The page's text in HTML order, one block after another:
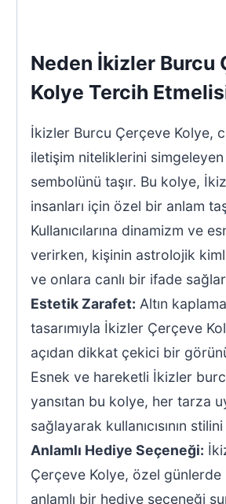
Neden İkizler Burcu
Kolye Tercih
İkizler Burcu Çerçeve Kolye,
iletişim niteliklerini
sembolünü taşır. Bu kolye,
insanları için özel bir anlam
Kullanıcılarına dinamizm ve
verirken, kişinin astrolojik
ve onlara canlı bir ifade
Estetik Zarafet: Altın
tasarımıyla İkizler Çerçeve
açıdan dikkat çekici bir
Esnek ve hareketli İkizler
yansıtan bu kolye, her tarza
sağlayarak kullanıcısının
Anlamlı Hediye Seçeneği:
Çerçeve Kolye, özel
anlamlı bir hediye seçeneği